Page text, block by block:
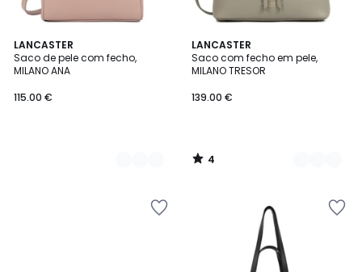
LANCASTER
Saco de pele com fecho,
MILANO ANA
115.00 €
2
Cores
LANCASTER
Saco com fecho em pele,
MILANO TRESOR
139.00 €
4
/
5
2
Cores
4
/